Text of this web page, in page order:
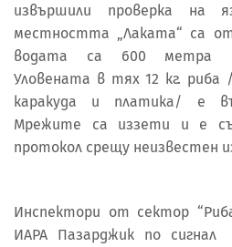
извършили проверка на
местността „Лаката“ са
водата са 600 метра
Уловената в тях 12 кг. риба
каракуда и платика/ е
Мрежите са иззети и е
протокол срещу неизвестен
Инспектори от сектор
ИАРА Пазарджик по